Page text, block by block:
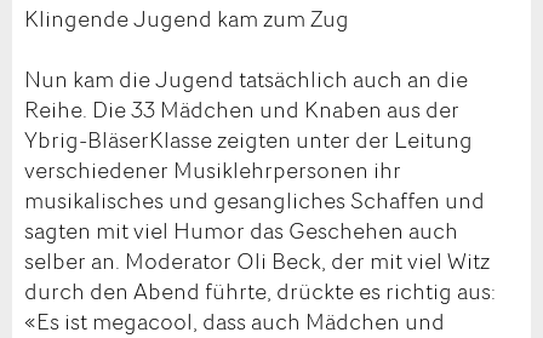
Klingende Jugend kam zum Zug
Nun kam die Jugend tatsächlich auch an die
Reihe. Die 33 Mädchen und Knaben aus der
Ybrig-BläserKlasse zeigten unter der Leitung
verschiedener Musiklehrpersonen ihr
musikalisches und gesangliches Schaffen und
sagten mit viel Humor das Geschehen auch
selber an. Moderator Oli Beck, der mit viel Witz
durch den Abend führte, drückte es richtig aus:
«Es ist megacool, dass auch Mädchen und